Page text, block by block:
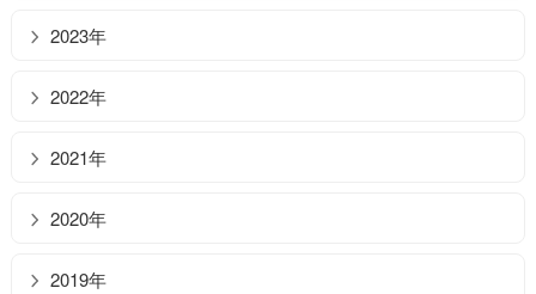
2023年
2022年
2021年
2020年
2019年